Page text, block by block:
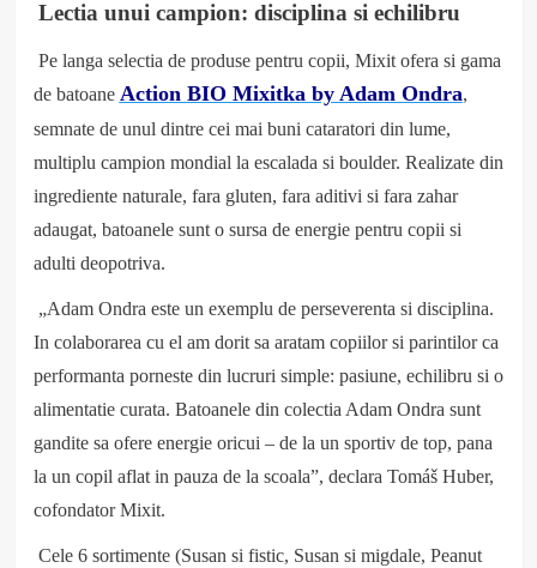
Lectia unui campion: disciplina si echilibru
Pe langa selectia de produse pentru copii, Mixit ofera si gama
de batoane Action BIO Mixitka by Adam Ondra,
semnate de unul dintre cei mai buni cataratori din lume,
multiplu campion mondial la escalada si boulder. Realizate din
ingrediente naturale, fara gluten, fara aditivi si fara zahar
adaugat, batoanele sunt o sursa de energie pentru copii si
adulti deopotriva.
„Adam Ondra este un exemplu de perseverenta si disciplina.
In colaborarea cu el am dorit sa aratam copiilor si parintilor ca
performanta porneste din lucruri simple: pasiune, echilibru si o
alimentatie curata. Batoanele din colectia Adam Ondra sunt
gandite sa ofere energie oricui – de la un sportiv de top, pana
la un copil aflat in pauza de la scoala”, declara Tomáš Huber,
cofondator Mixit.
Cele 6 sortimente (Susan si fistic, Susan si migdale, Peanut